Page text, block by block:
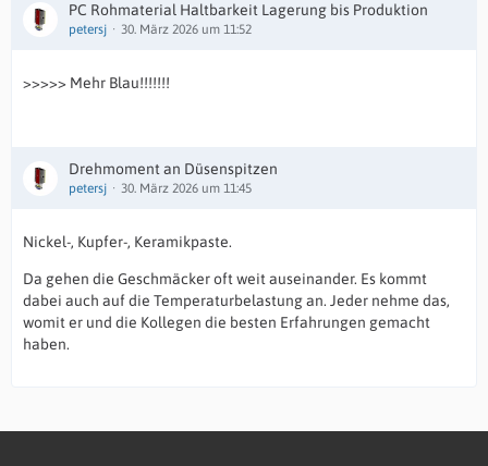
PC Rohmaterial Haltbarkeit Lagerung bis Produktion
petersj 30. März 2026 um 11:52
>>>>> Mehr Blau!!!!!!!
Drehmoment an Düsenspitzen
petersj 30. März 2026 um 11:45
Nickel-, Kupfer-, Keramikpaste.
Da gehen die Geschmäcker oft weit auseinander. Es kommt
dabei auch auf die Temperaturbelastung an. Jeder nehme das,
womit er und die Kollegen die besten Erfahrungen gemacht
haben.